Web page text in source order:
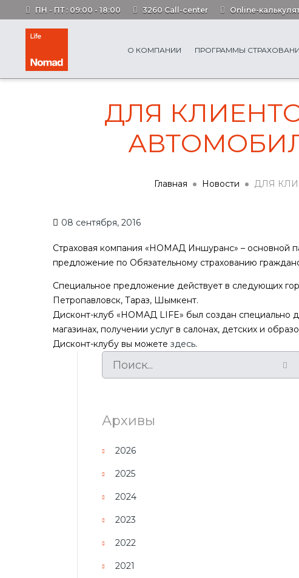
ПН - ПТ : 09:00 - 18:00 3260 Call-center Online-
О КОМПАНИИ ПРОГРАММЫ
ДЛЯ
Главная Новости ДЛЯ
08 сентября, 2016
Страховая компания «НОМАД Иншуранс» – основной
предложение по Обязательному страхованию
Специальное предложение действует в следующих
Петропавловск, Тараз, Шымкент.
Дисконт-клуб «НОМАД LIFE» был создан специально
магазинах, получении услуг в салонах, детских и
Дисконт-клубу вы можете здесь.
Архивы
2026
2025
2024
2023
2022
2021